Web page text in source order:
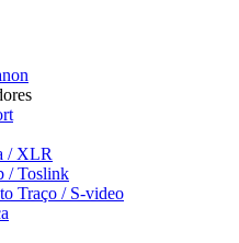
/ XLR
/ Toslink
Traço / S-video